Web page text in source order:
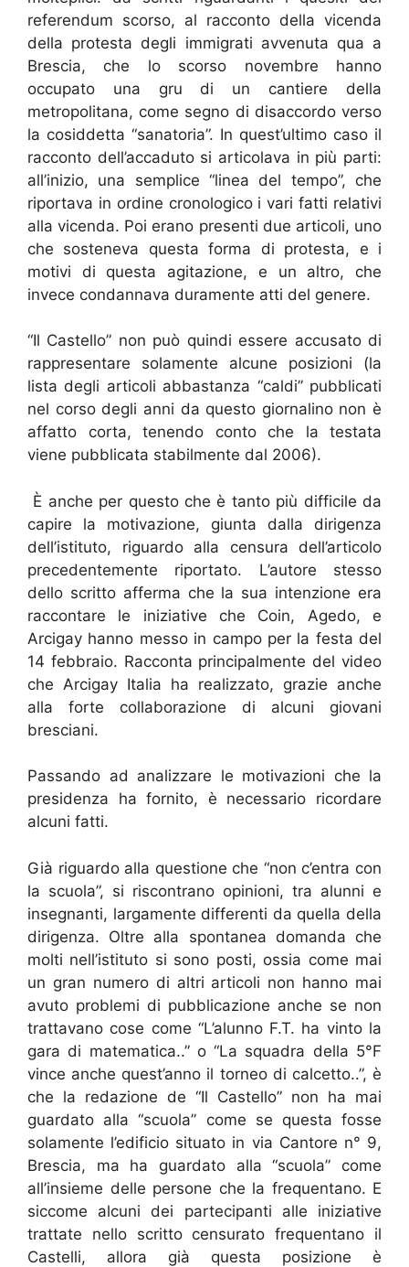
referendum scorso, al racconto della vicenda
della protesta degli immigrati avvenuta qua a
Brescia, che lo scorso novembre hanno
occupato una gru di un cantiere della
metropolitana, come segno di disaccordo verso
la cosiddetta “sanatoria”. In quest’ultimo caso il
racconto dell’accaduto si articolava in più parti:
all’inizio, una semplice “linea del tempo”, che
riportava in ordine cronologico i vari fatti relativi
alla vicenda. Poi erano presenti due articoli, uno
che sosteneva questa forma di protesta, e i
motivi di questa agitazione, e un altro, che
invece condannava duramente atti del genere.
“Il Castello” non può quindi essere accusato di
rappresentare solamente alcune posizioni (la
lista degli articoli abbastanza “caldi” pubblicati
nel corso degli anni da questo giornalino non è
affatto corta, tenendo conto che la testata
viene pubblicata stabilmente dal 2006).
È anche per questo che è tanto più difficile da
capire la motivazione, giunta dalla dirigenza
dell’istituto, riguardo alla censura dell’articolo
precedentemente riportato. L’autore stesso
dello scritto afferma che la sua intenzione era
raccontare le iniziative che Coin, Agedo, e
Arcigay hanno messo in campo per la festa del
14 febbraio. Racconta principalmente del video
che Arcigay Italia ha realizzato, grazie anche
alla forte collaborazione di alcuni giovani
bresciani.
Passando ad analizzare le motivazioni che la
presidenza ha fornito, è necessario ricordare
alcuni fatti.
Già riguardo alla questione che “non c’entra con
la scuola”, si riscontrano opinioni, tra alunni e
insegnanti, largamente differenti da quella della
dirigenza. Oltre alla spontanea domanda che
molti nell’istituto si sono posti, ossia come mai
un gran numero di altri articoli non hanno mai
avuto problemi di pubblicazione anche se non
trattavano cose come “L’alunno F.T. ha vinto la
gara di matematica..” o “La squadra della 5°F
vince anche quest’anno il torneo di calcetto..”, è
che la redazione de “Il Castello” non ha mai
guardato alla “scuola” come se questa fosse
solamente l’edificio situato in via Cantore n° 9,
Brescia, ma ha guardato alla “scuola” come
all’insieme delle persone che la frequentano. E
siccome alcuni dei partecipanti alle iniziative
trattate nello scritto censurato frequentano il
Castelli, allora già questa posizione è